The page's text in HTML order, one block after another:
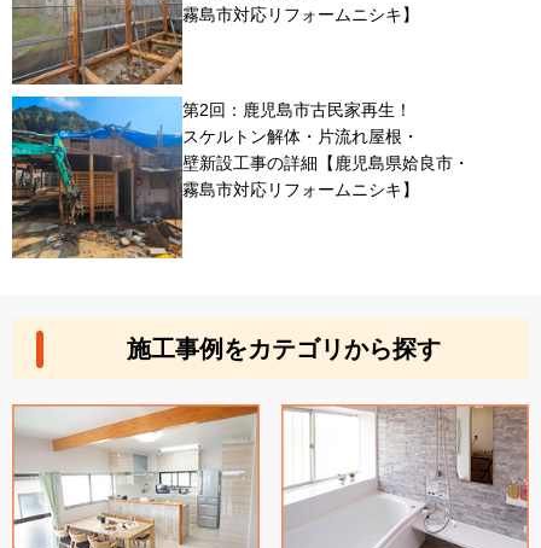
霧島市対応リフォームニシキ】
第2回：鹿児島市古民家再生！
スケルトン解体・片流れ屋根・
壁新設工事の詳細【鹿児島県姶良市・
霧島市対応リフォームニシキ】
施工事例をカテゴリから探す